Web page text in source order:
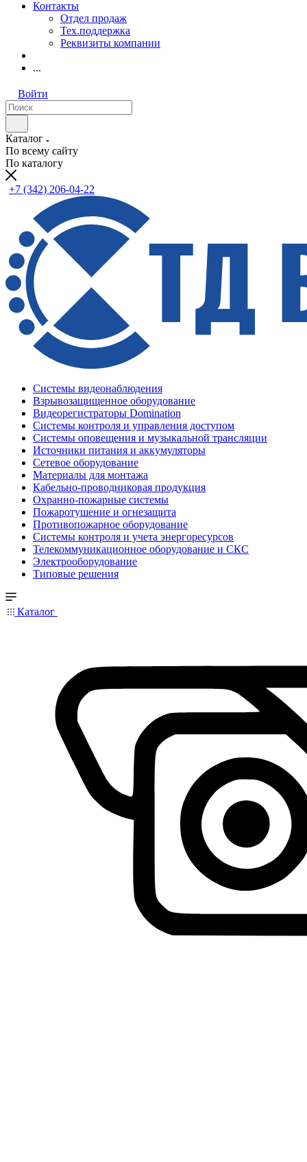
Контакты
Отдел продаж
Тех.поддержка
Реквизиты компании
...
Войти
Каталог
По всему сайту
По каталогу
+7 (342) 206-04-22
Системы видеонаблюдения
Взрывозащищенное оборудование
Видеорегистраторы Domination
Системы контроля и управления доступом
Системы оповещения и музыкальной трансляции
Источники питания и аккумуляторы
Сетевое оборудование
Материалы для монтажа
Кабельно-проводниковая продукция
Охранно-пожарные системы
Пожаротушение и огнезащита
Противопожарное оборудование
Системы контроля и учета энергоресурсов
Телекоммуникационное оборудование и СКС
Электрооборудование
Типовые решения
Каталог